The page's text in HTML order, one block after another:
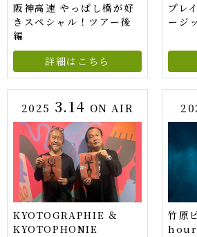
阪神高速 やっぱし橋が好
きスペシャル！ツアー後
編
詳細はこちら
プレ
ージ
2025 3.14 ON AIR
KYOTOGRAPHIE ＆
KYOTOPHONIE
竹原
hour